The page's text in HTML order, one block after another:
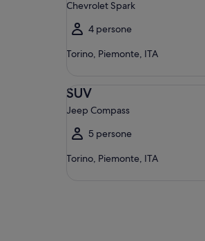
Chevrolet Spark
4 persone
Torino, Piemonte, ITA
SUV
Jeep Compass
5 persone
Torino, Piemonte, ITA